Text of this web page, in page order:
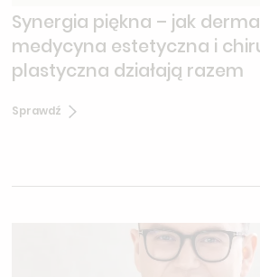
Synergia piękna – jak
medycyna estetyczna i
plastyczna działają razem
Sprawdź